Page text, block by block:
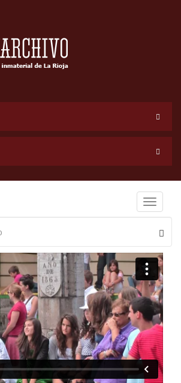
Toggle